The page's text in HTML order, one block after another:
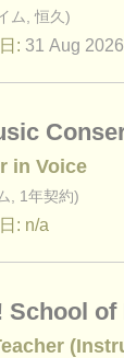
ム, 恒久)
: 31 Aug 2026
in Voice
, 1年契約)
: n/a
School